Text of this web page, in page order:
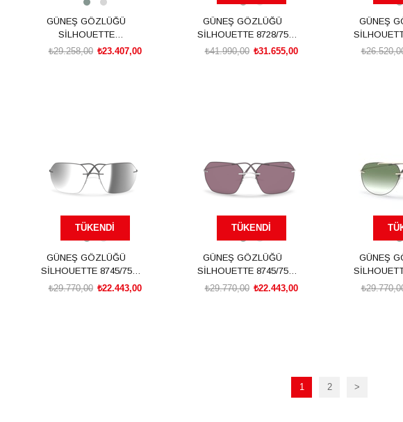
GÜNEŞ GÖZLÜĞÜ
SİLHOUETTE
SIL8702C9040₺23.407,00
₺29.258,00
GÜNEŞ GÖZLÜĞÜ
SİLHOUETTE 8728/75
9040 00/00₺31.655,00
₺41.990,00
GÜNEŞ
9000
TÜKENDI
GÜNEŞ GÖZLÜĞÜ
SİLHOUETTE 8745/75
9140 00/00₺22.443,00
₺29.770,00
TÜKENDI
GÜNEŞ GÖZLÜĞÜ
SİLHOUETTE 8745/75
7000 00/00₺22.443,00
₺29.770,00
GÜNEŞ
7830
1 2 >